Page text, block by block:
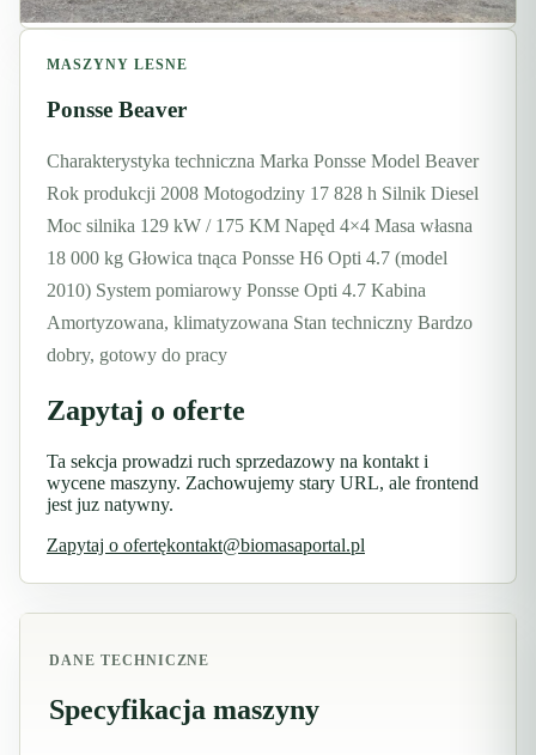
MASZYNY LESNE
Ponsse Beaver
Charakterystyka techniczna Marka Ponsse Model Beaver
Rok produkcji 2008 Motogodziny 17 828 h Silnik Diesel
Moc silnika 129 kW / 175 KM Napęd 4×4 Masa własna
18 000 kg Głowica tnąca Ponsse H6 Opti 4.7 (model
2010) System pomiarowy Ponsse Opti 4.7 Kabina
Amortyzowana, klimatyzowana Stan techniczny Bardzo
dobry, gotowy do pracy
Zapytaj o oferte
Ta sekcja prowadzi ruch sprzedazowy na kontakt i
wycene maszyny. Zachowujemy stary URL, ale frontend
jest juz natywny.
Zapytaj o ofertękontakt@biomasaportal.pl
DANE TECHNICZNE
Specyfikacja maszyny